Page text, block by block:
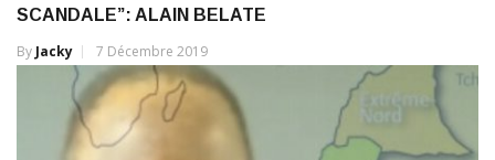
SCANDALE”: ALAIN BELATE
By Jacky 7 Décembre 2019